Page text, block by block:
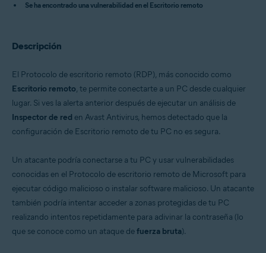
Avast Free Antivirus
Microsoft Windows
Se ha encontrado una vulnerabilidad en el Escritorio remoto
Descripción
El Protocolo de escritorio remoto (RDP), más conocido como
Escritorio remoto, te permite conectarte a un PC desde cualquier
lugar. Si ves la alerta anterior después de ejecutar un análisis de
Inspector de red en Avast Antivirus, hemos detectado que la
configuración de Escritorio remoto de tu PC no es segura.
Un atacante podría conectarse a tu PC y usar vulnerabilidades
conocidas en el Protocolo de escritorio remoto de Microsoft para
ejecutar código malicioso o instalar software malicioso. Un atacante
también podría intentar acceder a zonas protegidas de tu PC
realizando intentos repetidamente para adivinar la contraseña (lo
que se conoce como un ataque defuerza bruta).